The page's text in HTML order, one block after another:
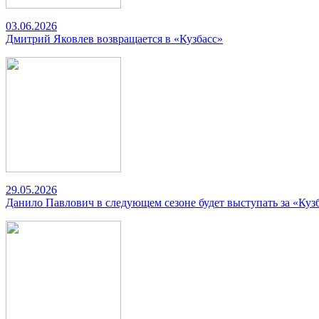
03.06.2026
Дмитрий Яковлев возвращается в «Кузбасс»
29.05.2026
Данило Павлович в следующем сезоне будет выступать за